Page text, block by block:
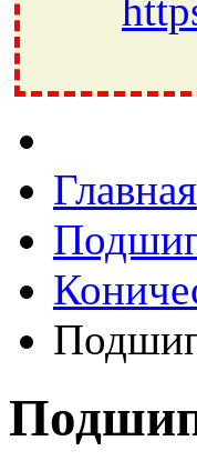
Ивантеевка,
Главная